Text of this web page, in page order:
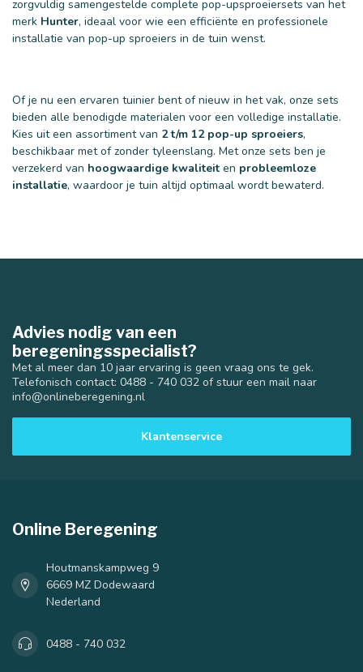
zorgvuldig samengestelde complete pop-upsproeiersets van het
merk Hunter, ideaal voor wie een efficiënte en professionele
installatie van pop-up sproeiers in de tuin wenst.
Of je nu een ervaren tuinier bent of nieuw in het vak, onze sets
bieden alle benodigde materialen voor een volledige installatie.
Kies uit een assortiment van 2 t/m 12 pop-up sproeiers,
beschikbaar met of zonder tyleenslang. Met onze sets ben je
verzekerd van hoogwaardige kwaliteit en probleemloze
installatie, waardoor je tuin altijd optimaal wordt bewaterd.
Advies nodig van een
beregeningsspecialist?
Met al meer dan 10 jaar ervaring is geen vraag ons te gek.
Telefonisch contact: 0488 - 740 032 of stuur een mail naar
info@onlineberegening.nl
Klantenservice
Online Beregening
Houtmanskampweg 9
6669 MZ Dodewaard
Nederland
0488 - 740 032